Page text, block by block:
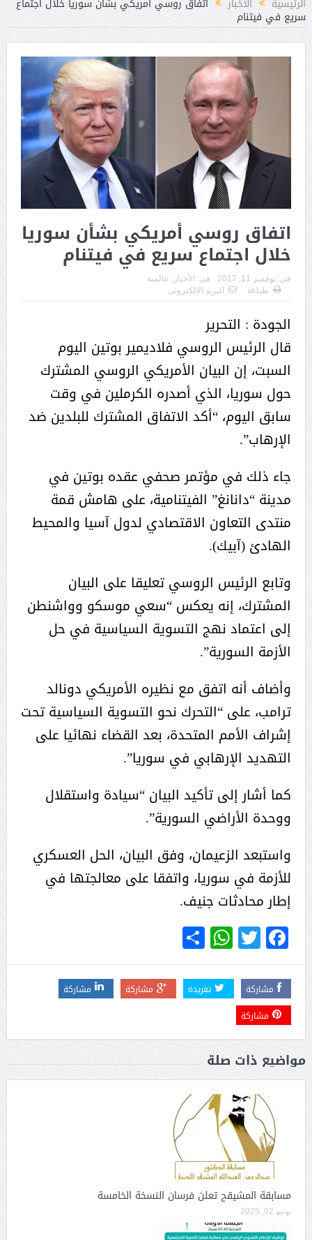
سريع في فيتنام
اتفاق روسي أمريكي بشأن سوريا
خلال اجتماع سريع في فيتنام
فى: نوفمبر 11, 2017 فى: الأخبار , عالمية
طباعة
البريد الالكترونى
الجودة : التحرير
قال الرئيس الروسي فلاديمير بوتين اليوم
السبت، إن البيان الأمريكي الروسي المشترك
حول سوريا، الذي أصدره الكرملين في وقت
سابق اليوم، “أكد الاتفاق المشترك للبلدين ضد
الإرهاب”.
جاء ذلك في مؤتمر صحفي عقده بوتين في
مدينة “دانانغ” الفيتنامية، على هامش قمة
منتدى التعاون الاقتصادي لدول آسيا والمحيط
الهادئ (آبيك).
وتابع الرئيس الروسي تعليقا على البيان
المشترك، إنه يعكس “سعي موسكو وواشنطن
إلى اعتماد نهج التسوية السياسية في حل
الأزمة السورية”.
وأضاف أنه اتفق مع نظيره الأمريكي دونالد
ترامب، على “التحرك نحو التسوية السياسية تحت
إشراف الأمم المتحدة، بعد القضاء نهائيا على
التهديد الإرهابي في سوريا”.
كما أشار إلى تأكيد البيان “سيادة واستقلال
ووحدة الأراضي السورية”.
واستبعد الزعيمان، وفق البيان، الحل العسكري
للأزمة في سوريا، واتفقا على معالجتها في
إطار محادثات جنيف.
Facebook
Twitter
WhatsApp
Share
مشاركة تغريدة مشاركة
مشاركة
مشاركة
مواضيع ذات صلة
مسابقة المشيقح تعلن فرسان النسخة الخامسة
يونيو 02, 2025